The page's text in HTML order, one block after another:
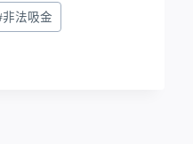
非法吸金